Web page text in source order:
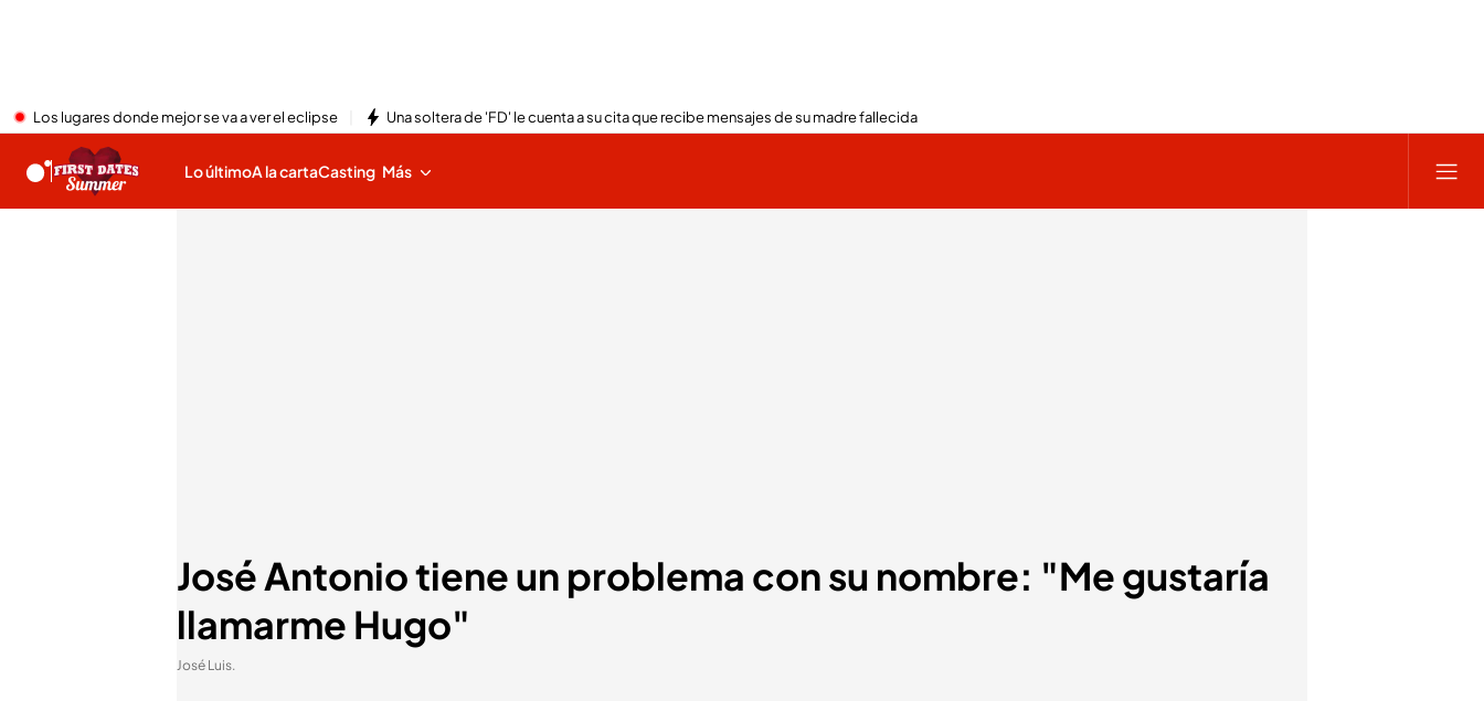
Los lugares donde mejor se va a ver el eclipse Una soltera de 'FD' le cuenta a su cita que recibe mensajes de su madre fallecida
Lo últimoA la cartaCasting Más
José Antonio tiene un problema con su nombre: "Me gustaría
llamarme Hugo"
José Luis.